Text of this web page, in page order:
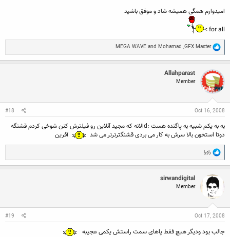
امیدوارم همگی همیشه شاد و موفق باشید
for all >
R
e
a
t
i
o
:
GFX Master
,
Mohamad
MEGA WAVE
Allahparast
Member
Oct 16, 2008
#18
به به یکم شبیه به پاگنده هست :dالانه که مجید آنلاین رو فیلترش کنن شوخی کردم قشنگه
دوتا استخون بالا سرش به کار می بردی قشنگترترتر می شد
آفرین
R
e
a
c
t
i
o
n
:
راورا
sirwandigital
Member
Oct 17, 2008
#19
جالب بود ودیگر هیچ فقط پاهای سمت راستش یکمی عجیبه